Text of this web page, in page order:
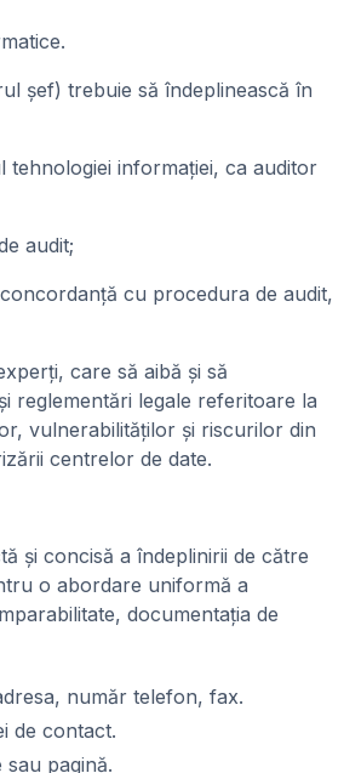
trebuie să îndeplinească în
informaţiei, ca auditor
audit;
cu procedura de audit,
care să aibă şi să
reglementări legale referitoare la
vulnerabilităţilor şi riscurilor din
centrelor de date.
şi concisă a îndeplinirii de către
o abordare uniformă a
documentaţia de
număr telefon, fax.
de contact.
pagină.